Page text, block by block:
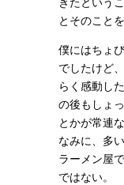
とそのこと
僕にはちょ
でしたけど
らく感動し
の後もしょ
とかが常連
なみに、多
ラーメン屋
ではない。